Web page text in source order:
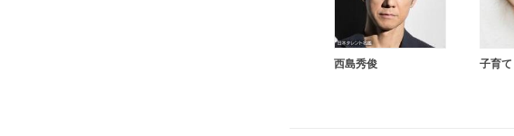
西島秀俊 子育て